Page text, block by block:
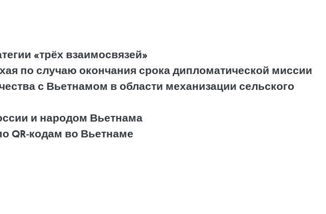
«трёх взаимосвязей»
по случаю окончания срока дипломатической миссии
с Вьетнамом в области механизации сельского
и народом Вьетнама
QR-кодам во Вьетнаме